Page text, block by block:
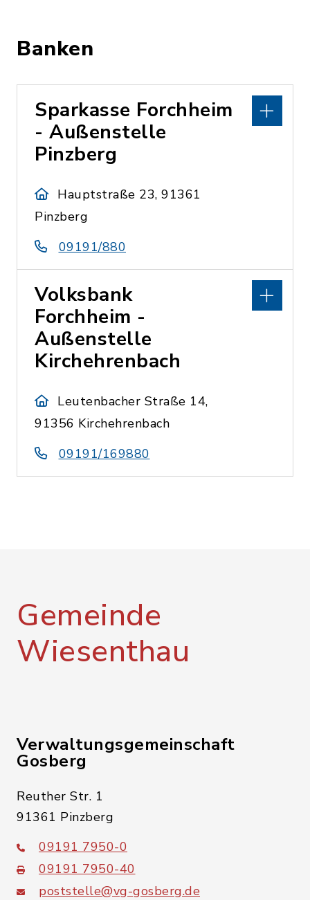
Banken
Sparkasse Forchheim
- Außenstelle
Pinzberg
Hauptstraße 23, 91361
Pinzberg
09191/880
Volksbank
Forchheim -
Außenstelle
Kirchehrenbach
Leutenbacher Straße 14,
91356 Kirchehrenbach
09191/169880
Gemeinde
Wiesenthau
Verwaltungsgemeinschaft
Gosberg
Reuther Str. 1
91361 Pinzberg
09191 7950-0
09191 7950-40
poststelle@vg-gosberg.de